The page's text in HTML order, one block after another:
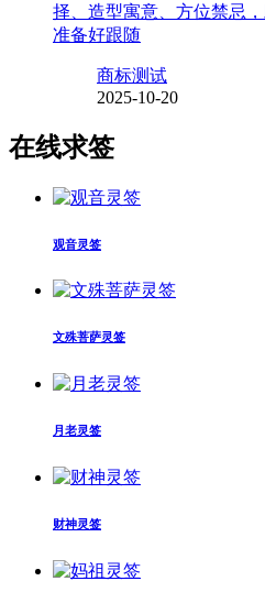
择、造型寓意、方位禁忌
准备好跟随
商标测试
2025-10-20
在线求签
观音灵签
文殊菩萨灵签
月老灵签
财神灵签